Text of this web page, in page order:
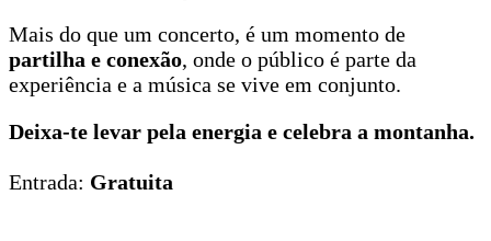
Mais do que um concerto, é um momento de
partilha e conexão, onde o público é parte da
experiência e a música se vive em conjunto.
Deixa-te levar pela energia e celebra a montanha.
Entrada: Gratuita